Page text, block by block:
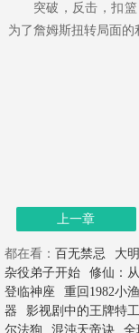
突破，反击，扣
为了詹姆斯扭转局面的
上一章
都在看： 百无禁忌 大
杂役弟子开始
修仙：
登临神座
重回1982小
器
影视剧中的王牌特工
尔法狗
混沌天帝诀 全